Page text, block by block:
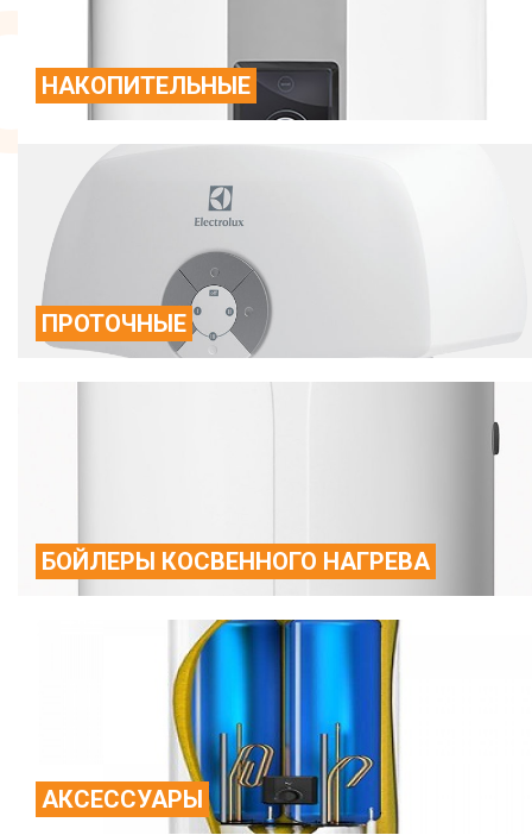
НАКОПИТЕЛЬНЫЕ
ПРОТОЧНЫЕ
БОЙЛЕРЫ КОСВЕННОГО НАГРЕВА
АКСЕССУАРЫ